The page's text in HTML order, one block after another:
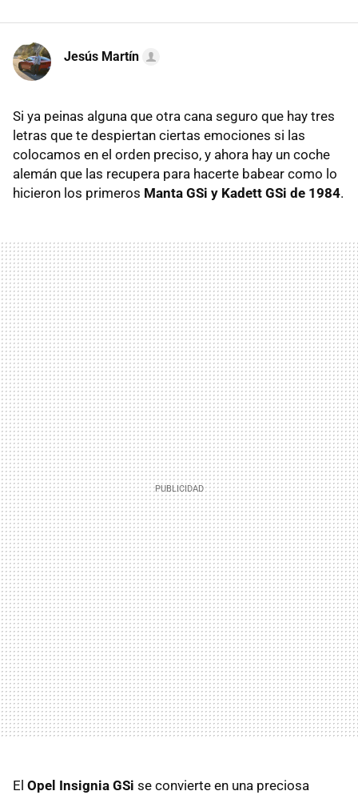
Jesús Martín
Si ya peinas alguna que otra cana seguro que hay tres
letras que te despiertan ciertas emociones si las
colocamos en el orden preciso, y ahora hay un coche
alemán que las recupera para hacerte babear como lo
hicieron los primeros Manta GSi y Kadett GSi de 1984.
El Opel Insignia GSi se convierte en una preciosa